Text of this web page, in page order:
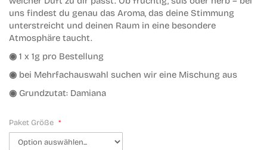
uns findest du genau das Aroma, das deine Stimmung
unterstreicht und deinen Raum in eine besondere
Atmosphäre taucht.
◉ 1 x 1g pro Bestellung
◉ bei Mehrfachauswahl suchen wir eine Mischung aus
◉ Grundzutat: Damiana
Paket Größe